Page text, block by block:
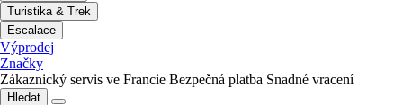
Turistika & Trek
Escalace
Výprodej
Značky
Zákaznický servis ve Francie Bezpečná platba Snadné vracení
Hledat